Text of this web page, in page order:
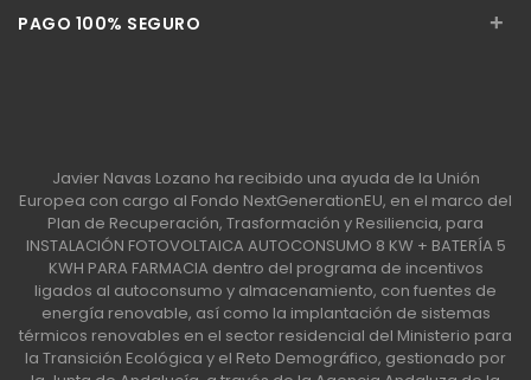
PAGO 100% SEGURO +
Javier Navas Lozano ha recibido una ayuda de la Unión
Europea con cargo al Fondo NextGenerationEU, en el marco del
Plan de Recuperación, Trasformación y Resiliencia, para
INSTALACIÓN FOTOVOLTAICA AUTOCONSUMO 8 KW + BATERÍA 5
KWH PARA FARMACIA dentro del programa de incentivos
ligados al autoconsumo y almacenamiento, con fuentes de
energía renovable, así como la implantación de sistemas
térmicos renovables en el sector residencial del Ministerio para
la Transición Ecológica y el Reto Demográfico, gestionado por